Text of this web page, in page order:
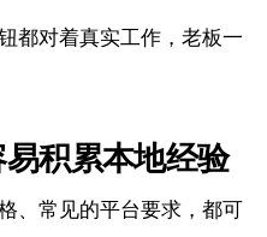
都对着真实工作，老板一
积累本地经验
、常见的平台要求，都可